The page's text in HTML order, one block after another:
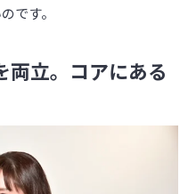
です。
両立。コアにある